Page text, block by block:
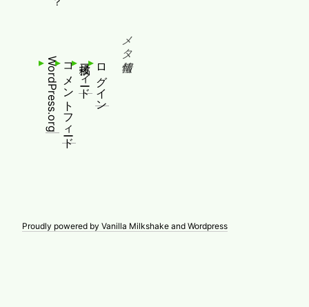
メタ情報
ログイン
投稿フィード
コメントフィード
WordPress.org
Proudly powered by Vanilla Milkshake and Wordpress